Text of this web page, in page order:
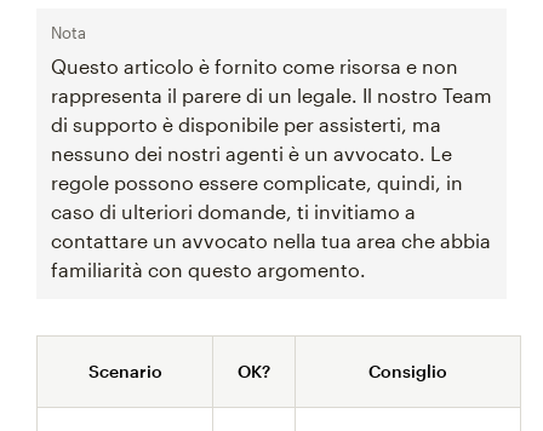
Nota
Questo articolo è fornito come risorsa e non
rappresenta il parere di un legale. Il nostro Team
di supporto è disponibile per assisterti, ma
nessuno dei nostri agenti è un avvocato. Le
regole possono essere complicate, quindi, in
caso di ulteriori domande, ti invitiamo a
contattare un avvocato nella tua area che abbia
familiarità con questo argomento.
Scenario OK? Consiglio